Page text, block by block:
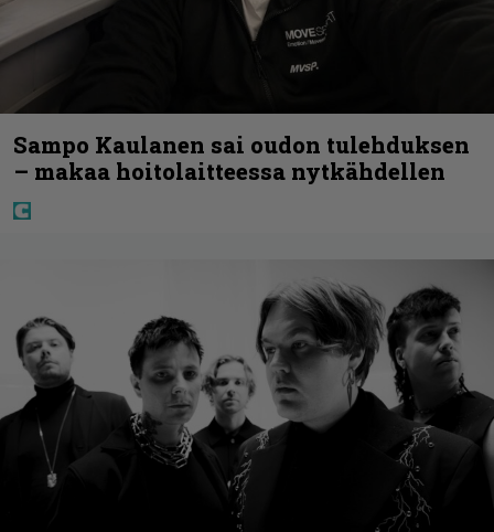
Sampo Kaulanen sai oudon tulehduksen
– makaa hoitolaitteessa nytkähdellen